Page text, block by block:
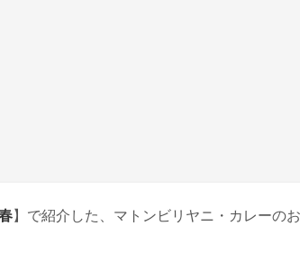
】で紹介した、マトンビリヤニ・カレーのお